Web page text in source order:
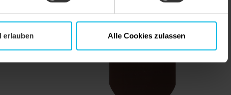
erlauben Alle Cookies zulassen